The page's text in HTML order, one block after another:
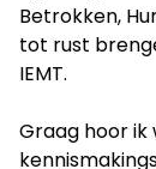
Betrokken,
tot rust
IEMT.
Graag hoor ik